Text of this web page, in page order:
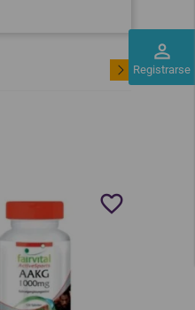
perm_identity
Registrarse
favorite_border